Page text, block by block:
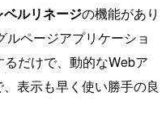
ルリネージの機能があり
ルページアプリケーショ
だけで、動的なWebア
表示も早く使い勝手の良